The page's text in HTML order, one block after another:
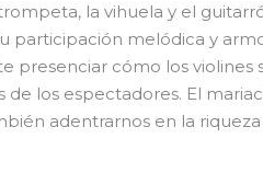
la vihuela y el
participación melódica y
presenciar cómo los violines
los espectadores. El
adentrarnos en la